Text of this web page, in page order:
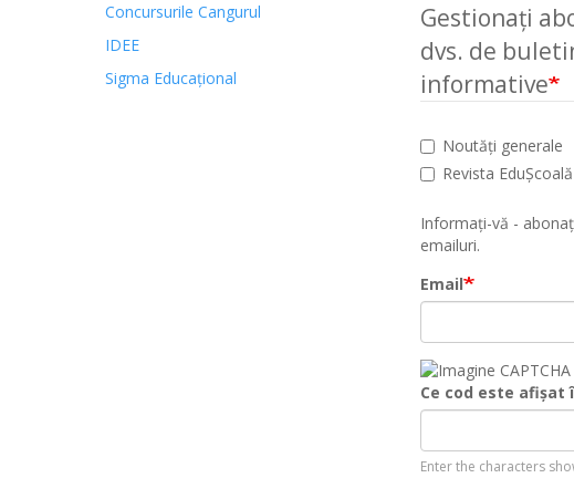
Concursurile Cangurul
IDEE
Sigma Educațional
Gestionați
dvs. de
informative
Noutăți generale
Revista EduȘcoală
Informați-vă -
emailuri.
Email
Ce cod este afișat
Enter the characters